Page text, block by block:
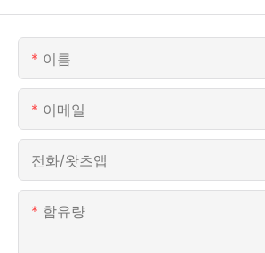
이름
이메일
전화/왓츠앱
함유량